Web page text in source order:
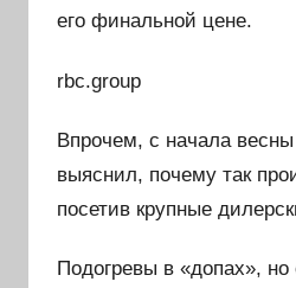
его финальной цене.
rbc.group
Впрочем, с начала
выяснил, почему так
посетив крупные
Подогревы в «допах», но